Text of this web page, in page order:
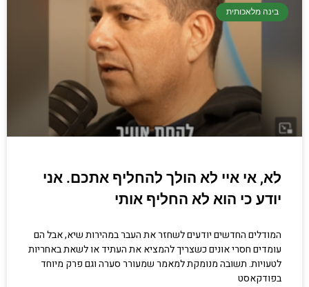
בינה מלאכותית
לא, אי איי לא הולך להחליף אתכם. אני
יודע כי הוא לא החליף אותי
המודלים החדשים יודעים לשחזר את העבר במהירות שיא, אבל הם
עומדים חסרי אונים כשצריך להמציא את העתיד או לשאת באחריות
לטעויות. תשובה מנומקת למאמר שמעורר סערה וגם פרק מיוחד
בפודקאסט